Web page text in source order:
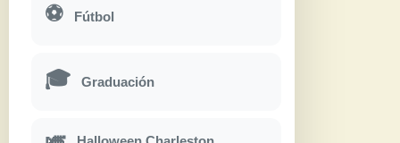
⚽ Fútbol
🎓 Graduación